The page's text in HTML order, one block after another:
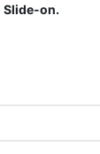
Slide-on.